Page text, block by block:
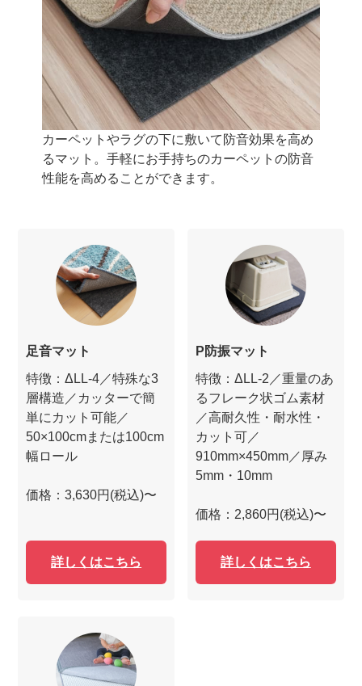
カーペットやラグの下に敷いて防音効果を高め
るマット。手軽にお手持ちのカーペットの防音
性能を高めることができます。
足音マット
特徴：ΔLL-4／特殊な3
層構造／カッターで簡
単にカット可能／
50×100cmまたは100cm
幅ロール
価格：3,630円(税込)〜
詳しくはこちら
P防振マット
特徴：ΔLL-2／重量のあ
るフレーク状ゴム素材
／高耐久性・耐水性・
カット可／
910mm×450mm／厚み
5mm・10mm
価格：2,860円(税込)〜
詳しくはこちら